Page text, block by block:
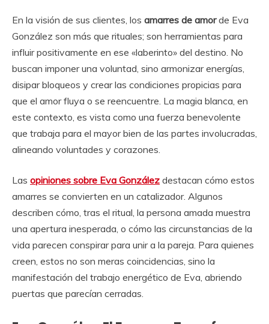
En la visión de sus clientes, los amarres de amorde Eva
González son más que rituales; son herramientas para
influir positivamente en ese «laberinto» del destino. No
buscan imponer una voluntad, sino armonizar energías,
disipar bloqueos y crear las condiciones propicias para
que el amor fluya o se reencuentre. La magia blanca, en
este contexto, es vista como una fuerza benevolente
que trabaja para el mayor bien de las partes involucradas,
alineando voluntades y corazones.
Las opiniones sobre Eva González destacan cómo estos
amarres se convierten en un catalizador. Algunos
describen cómo, tras el ritual, la persona amada muestra
una apertura inesperada, o cómo las circunstancias de la
vida parecen conspirar para unir a la pareja. Para quienes
creen, estos no son meras coincidencias, sino la
manifestación del trabajo energético de Eva, abriendo
puertas que parecían cerradas.